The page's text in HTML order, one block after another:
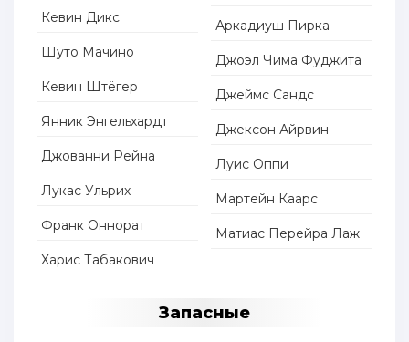
Кевин Дикс
Шуто Мачино
Кевин Штёгер
Янник Энгельхардт
Джованни Рейна
Лукас Ульрих
Франк Оннорат
Харис Табакович
Аркадиуш Пирка
Джоэл Чима Фуджита
Джеймс Сандс
Джексон Айрвин
Луис Оппи
Мартейн Каарс
Матиас Перейра Лаж
Запасные